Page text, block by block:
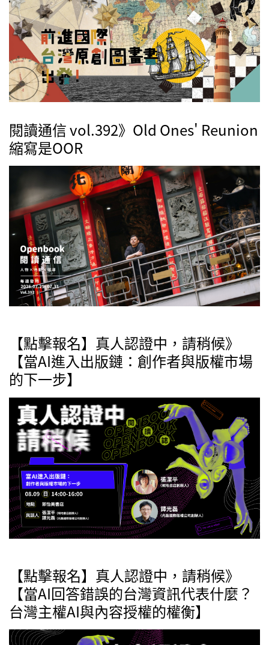
閱讀通信 vol.392》Old Ones' Reunion
縮寫是OOR
【點擊報名】真人認證中，請稍候》
【當AI進入出版鏈：創作者與版權市場
的下一步】
【點擊報名】真人認證中，請稍候》
【當AI回答錯誤的台灣資訊代表什麼？
台灣主權AI與內容授權的權衡】